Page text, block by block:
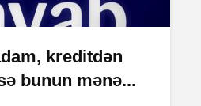
kreditdən
bunun mənə...